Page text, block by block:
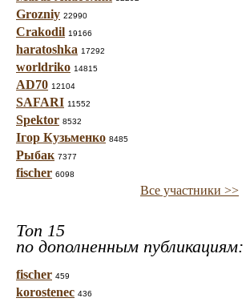
Grozniy 22990
Crakodil 19166
haratoshka 17292
worldriko 14815
AD70 12104
SAFARI 11552
Spektor 8532
Ігор Кузьменко 8485
Рыбак 7377
fischer 6098
Все участники >>
Топ 15
по дополненным публикациям:
fischer 459
korostenec 436